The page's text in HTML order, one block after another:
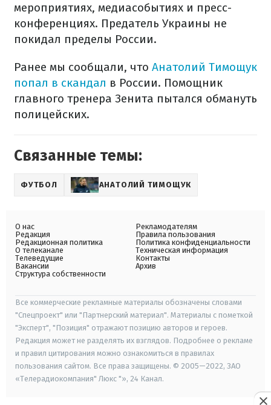
мероприятиях, медиасобытиях и пресс-
конференциях. Предатель Украины не
покидал пределы России.
Ранее мы сообщали, что Анатолий Тимощук
попал в скандал в России. Помощник
главного тренера Зенита пытался обмануть
полицейских.
Связанные темы:
ФУТБОЛ АНАТОЛИЙ ТИМОЩУК
О нас
Редакция
Редакционная политика
О телеканале
Телеведущие
Вакансии
Структура собственности
Рекламодателям
Правила пользования
Политика конфиденциальности
Техническая информация
Контакты
Архив
Все коммерческие рекламные материалы обозначены словами
"Спецпроект" или "Партнерский материал". Материалы с пометкой
"Эксперт", "Позиция" отражают позицию авторов и героев.
Редакция может не разделять их взглядов. Подробнее о рекламе
и правил цитирования можно ознакомиться в правилах
пользования сайтом. Все права защищены. © 2005—2022, ЗАО
«Телерадиокомпания" Люкс "», 24 Канал.